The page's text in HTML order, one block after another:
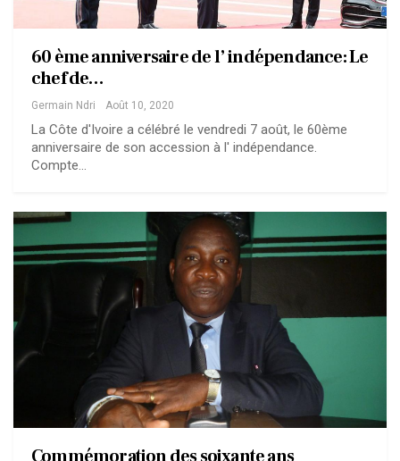
60 ème anniversaire de l’ indépendance: Le
chef de…
Germain Ndri Août 10, 2020
La Côte d'Ivoire a célébré le vendredi 7 août, le 60ème
anniversaire de son accession à l' indépendance.
Compte…